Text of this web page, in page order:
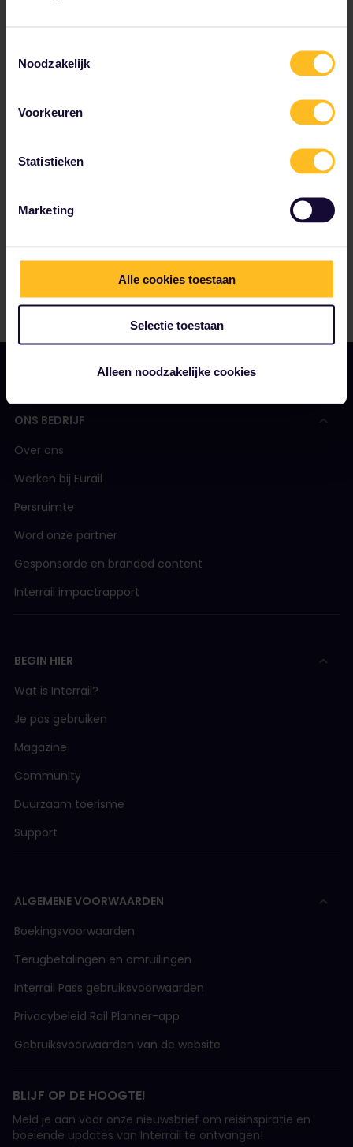
Noodzakelijk
Voorkeuren
Statistieken
Marketing
Alle cookies toestaan
Selectie toestaan
Alleen noodzakelijke cookies
ONS BEDRIJF
Over ons
Werken bij Eurail
Persruimte
Word onze partner
Gesponsorde en branded content
Interrail impactrapport
BEGIN HIER
Wat is Interrail?
Je pas gebruiken
Magazine
Community
Duurzaam toerisme
Support
ALGEMENE VOORWAARDEN
Boekingsvoorwaarden
Terugbetalingen en omruilingen
Interrail Pass gebruiksvoorwaarden
Privacybeleid Rail Planner-app
Gebruiksvoorwaarden van de website
BLIJF OP DE HOOGTE!
Meld je aan voor onze nieuwsbrief om reisinspiratie en
boeiende updates van Interrail te ontvangen!